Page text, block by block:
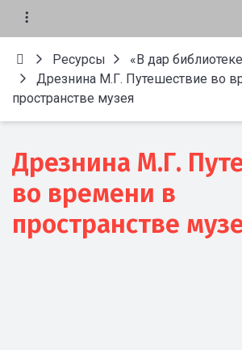
Ресурсы
«В дар
Дрезнина М.Г. Путешествие во
пространстве музея
Дрезнина М.Г.
во времени в
пространстве